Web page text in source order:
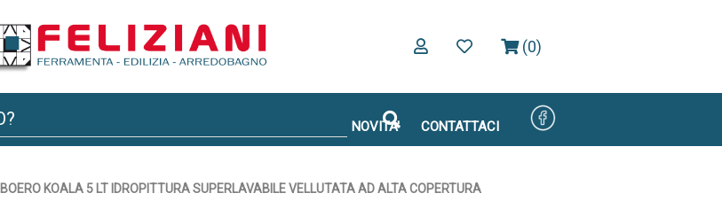
(0)
NOVITA' CONTATTACI
BOERO KOALA 5 LT IDROPITTURA SUPERLAVABILE VELLUTATA AD ALTA COPERTURA